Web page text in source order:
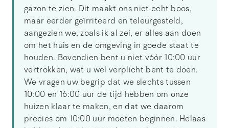
gazon te zien. Dit maakt ons niet echt boos,
maar eerder geïrriteerd en teleurgesteld,
aangezien we, zoals ik al zei, er alles aan doen
om het huis en de omgeving in goede staat te
houden. Bovendien bent u niet vóór 10:00 uur
vertrokken, wat u wel verplicht bent te doen.
We vragen uw begrip dat we slechts tussen
10:00 en 16:00 uur de tijd hebben om onze
huizen klaar te maken, en dat we daarom
precies om 10:00 uur moeten beginnen. Helaas